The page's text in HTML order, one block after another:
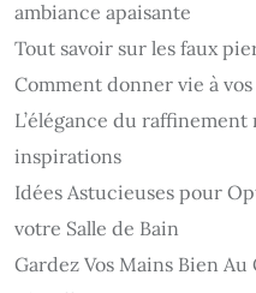
ambiance apaisante
Tout savoir sur les faux
Comment donner vie à
L’élégance du
inspirations
Idées Astucieuses pour
votre Salle de Bain
Gardez Vos Mains Bien